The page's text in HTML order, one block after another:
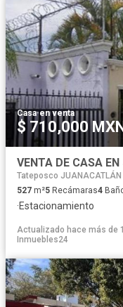
Casa·en venta
$ 710,000
Tateposco JUANACATLÁN
527 m²5 Recámaras4
·Estacionamiento
Actualizado hace más de
Inmuebles24